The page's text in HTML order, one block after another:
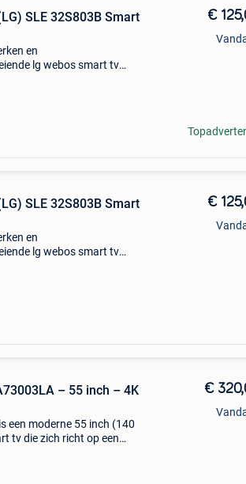
SLE 32S803B Smart
en
lg webos smart tv
€
SLE 32S803B Smart
en
lg webos smart tv
€
– 55 inch – 4K
een moderne 55 inch (140
tv die zich richt op een
€